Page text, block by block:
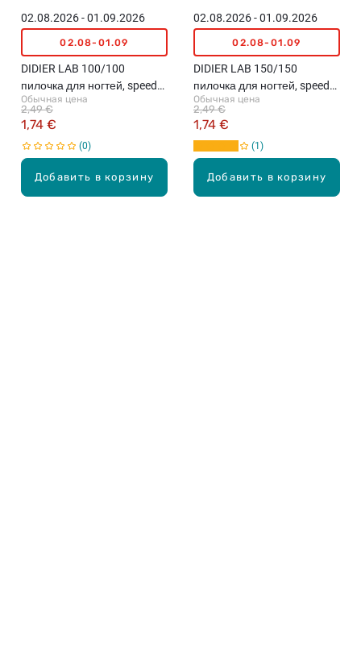
Добавить в корзину
02.08.2026 - 01.09.2026
02.08-01.09
DIDIER LAB 100/100
пилочка для ногтей, speedy
zebra
Обычная цена
1,74 €
2,49 €
0
Добавить в корзину
02.08.2026 - 01.09.2026
02.08-01.09
DIDIER LAB 150/150
пилочка для ногтей, speedy
zebra
Обычная цена
1,74 €
2,49 €
1